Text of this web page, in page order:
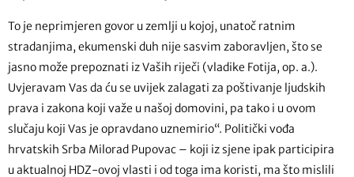
To je neprimjeren govor u zemlji u kojoj, unatoč ratnim
stradanjima, ekumenski duh nije sasvim zaboravljen, što se
jasno može prepoznati iz Vaših riječi (vladike Fotija, op. a.).
Uvjeravam Vas da ću se uvijek zalagati za poštivanje ljudskih
prava i zakona koji važe u našoj domovini, pa tako i u ovom
slučaju koji Vas je opravdano uznemirio“. Politički vođa
hrvatskih Srba Milorad Pupovac – koji iz sjene ipak participira
u aktualnoj HDZ-ovoj vlasti i od toga ima koristi, ma što mislili